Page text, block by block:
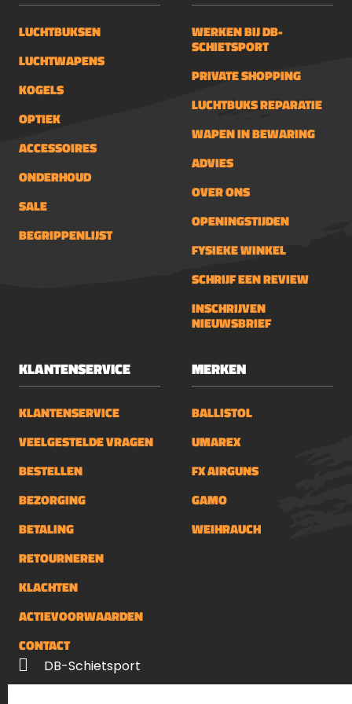
LUCHTBUKSEN
LUCHTWAPENS
KOGELS
OPTIEK
ACCESSOIRES
ONDERHOUD
SALE
BEGRIPPENLIJST
WERKEN BIJ DB-
SCHIETSPORT
PRIVATE SHOPPING
LUCHTBUKS REPARATIE
WAPEN IN BEWARING
ADVIES
OVER ONS
OPENINGSTIJDEN
FYSIEKE WINKEL
SCHRIJF EEN REVIEW
INSCHRIJVEN
NIEUWSBRIEF
KLANTENSERVICE
KLANTENSERVICE
VEELGESTELDE VRAGEN
BESTELLEN
BEZORGING
BETALING
RETOURNEREN
KLACHTEN
ACTIEVOORWAARDEN
CONTACT
MERKEN
BALLISTOL
UMAREX
FX AIRGUNS
GAMO
WEIHRAUCH
DB-Schietsport